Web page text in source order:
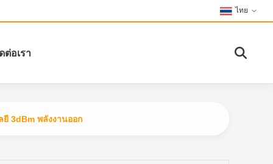
ไทย
ต่อเรา
3dBm พลังงานออก